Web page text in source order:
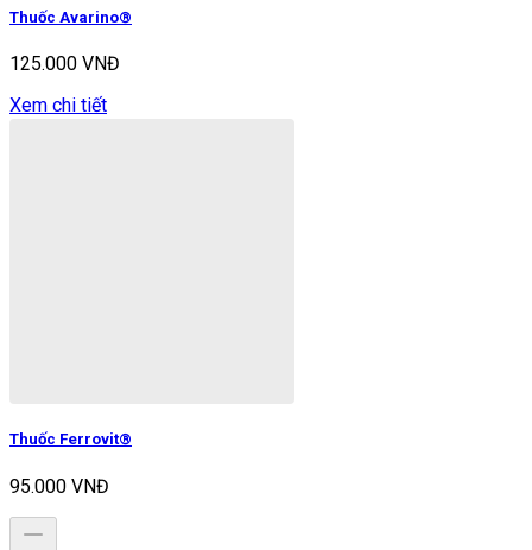
Thuốc Avarino®
125.000 VNĐ
Xem chi tiết
Thuốc Ferrovit®
95.000 VNĐ